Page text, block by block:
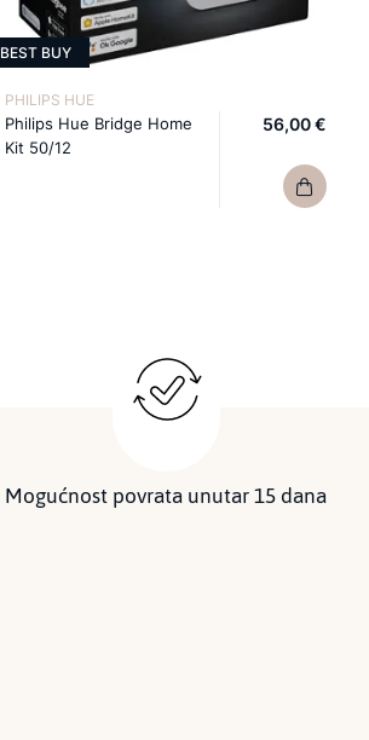
BEST BUY
PHILIPS HUE
Philips Hue Bridge Home
Kit 50/12
56,00 €
Mogućnost povrata unutar 15 dana